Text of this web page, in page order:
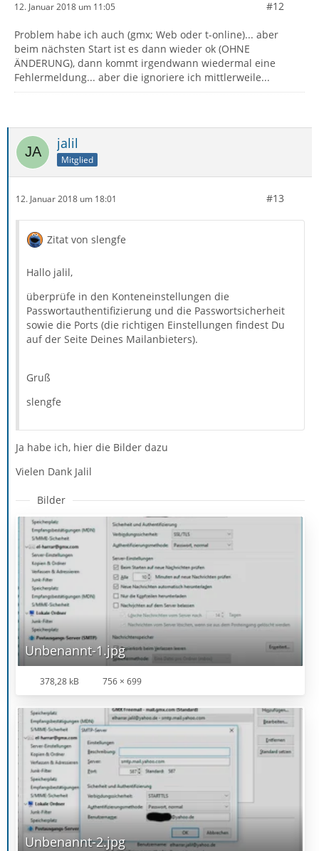
12. Januar 2018 um 11:05 #12
Problem habe ich auch (gmx; Web oder t-online)... aber
beim nächsten Start ist es dann wieder ok (OHNE
ÄNDERUNG), dann kommt irgendwann wiedermal eine
Fehlermeldung... aber die ignoriere ich mittlerweile...
jalil
Mitglied
12. Januar 2018 um 18:01 #13
Zitat von slengfe
Hallo jalil,
überprüfe in den Konteneinstellungen die
Passwortauthentifizierung und die Passwortsicherheit
sowie die Ports (die richtigen Einstellungen findest Du
auf der Seite Deines Mailanbieters).
Gruß
slengfe
Ja habe ich, hier die Bilder dazu
Vielen Dank Jalil
Bilder
Unbenannt-1.jpg
378,28 kB 756 × 699
Unbenannt-2.jpg